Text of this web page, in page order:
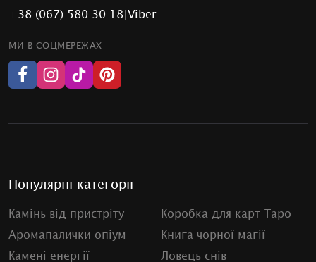
+38 (067) 580 30 18|Viber
МИ В СОЦМЕРЕЖАХ
Популярні категорії
Камінь від пристріту
Коробка для карт Таро
Аромапалички опіум
Книга чорної магії
Камені енергії
Ловець снів